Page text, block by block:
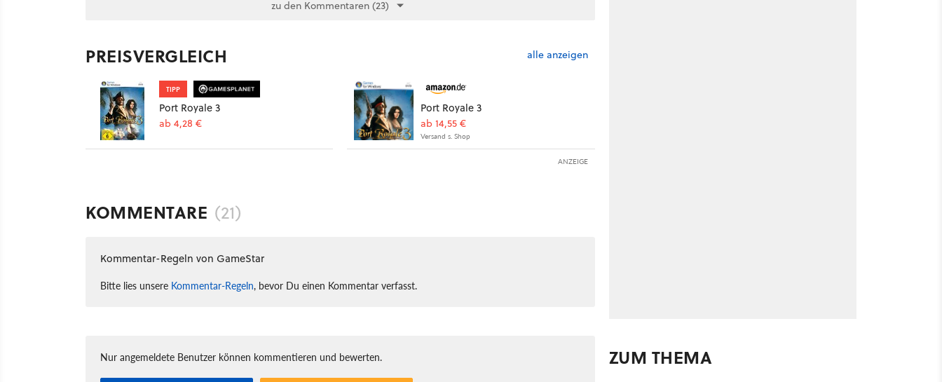
zu den Kommentaren (23)
PREISVERGLEICH alle anzeigen
TIPP
Port Royale 3
ab 4,28 €
Port Royale 3
ab 14,55 €
Versand s. Shop
ANZEIGE
KOMMENTARE (21)
Kommentar-Regeln von GameStar
Bitte lies unsere Kommentar-Regeln, bevor Du einen Kommentar verfasst.
Nur angemeldete Benutzer können kommentieren und bewerten. ZUM THEMA